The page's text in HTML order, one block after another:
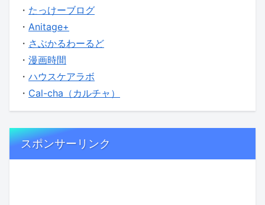
・ たっけーブログ
・ Anitage+
・ さぶかるわーるど
・ 漫画時間
・ ハウスケアラボ
・ Cal-cha（カルチャ）
スポンサーリンク